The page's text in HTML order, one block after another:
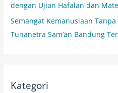
dengan Ujian Hafalan dan
Semangat Kemanusiaan
Tunanetra Sam’an Bandung
Kategori